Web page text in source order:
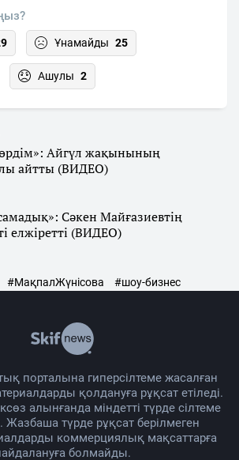
Ұнамайды 25
Ашулы 2
Айгүл жақынының
айтты (ВИДЕО)
Сәкен Майғазиевтің
елжіретті (ВИДЕО)
#МақпалЖүнісова #шоу-бизнес
порталына гиперсілтеме жасалған
қолдануға рұқсат етіледі.
алынғанда міндетті түрде сілтеме
Жазбаша түрде рұқсат берілмеген
коммерциялық мақсаттарға
болмайды.